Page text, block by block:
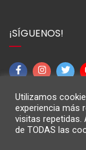
¡SÍGUENOS!
Utilizamos
experiencia más
visitas repetidas.
de TODAS las